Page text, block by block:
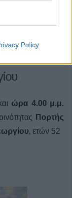
Policy
του
ώρα 4.00 μ.μ.
Πορτής
, ετών 52